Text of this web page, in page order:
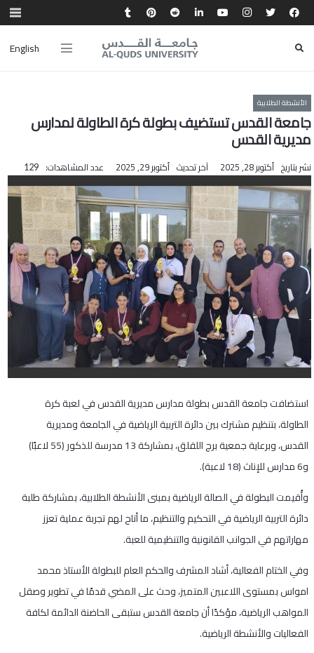
English
الأنشطة الطلابية
جامعة القدس تستضيف بطولة كرة الطاولة لمدارس
مديرية القدس
نشر بتاريخ أكتوبر 28, 2025 آخر تحديث أكتوبر 29, 2025 عدد المشاهدات: 129
استضافت جامعة القدس بطولة مدارس مديرية القدس في لعبة كرة
الطاولة، بتنظيم مشترك بين دائرة التربية الرياضية في الجامعة ومديرية
القدس، وبرعاية جمعية برج اللقلق، بمشاركة 13 مدرسة للذكور (55 لاعبًا)
و6 مدارس للإناث (18 لاعبة).
وأُقيمت البطولة في الصالة الرياضية بمبنى الأنشطة الطلابية، بمشاركة طلبة
دائرة التربية الرياضية في التحكيم والتنظيم، ما أتاح لهم تجربة عملية تعزز
مهاراتهم في الجوانب القانونية والتنظيمية للعبة.
وفي الختام الفعالية، أشاد المشرف والحكم العام للبطولة الأستاذ محمد
امواس بمستوى اللاعبين المتميز، وحث على المضي قدمًا في تطوير وصقل
المواهب الرياضية، مؤكدًا أن جامعة القدس ستبقى الحاضنة الدائمة لكافة
الفعاليات والأنشطة الرياضية.